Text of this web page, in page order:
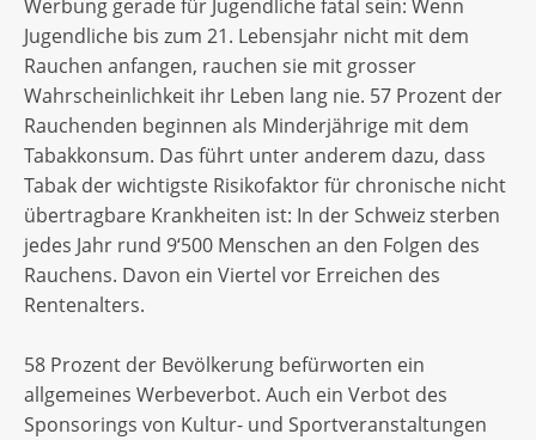
Werbung gerade für Jugendliche fatal sein: Wenn
Jugendliche bis zum 21. Lebensjahr nicht mit dem
Rauchen anfangen, rauchen sie mit grosser
Wahrscheinlichkeit ihr Leben lang nie. 57 Prozent der
Rauchenden beginnen als Minderjährige mit dem
Tabakkonsum. Das führt unter anderem dazu, dass
Tabak der wichtigste Risikofaktor für chronische nicht
übertragbare Krankheiten ist: In der Schweiz sterben
jedes Jahr rund 9‘500 Menschen an den Folgen des
Rauchens. Davon ein Viertel vor Erreichen des
Rentenalters.
58 Prozent der Bevölkerung befürworten ein
allgemeines Werbeverbot. Auch ein Verbot des
Sponsorings von Kultur- und Sportveranstaltungen